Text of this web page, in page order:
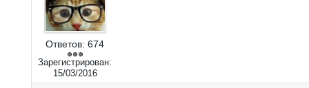
Ответов: 674
Зарегистрирован:
15/03/2016